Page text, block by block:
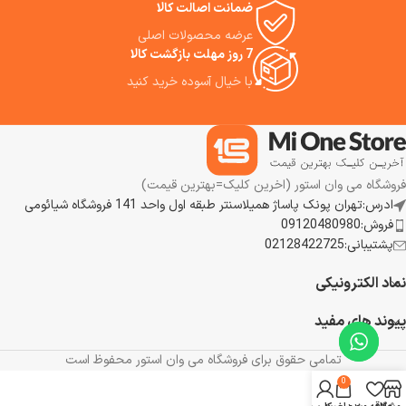
پروژکتور را به شما پیشنهاد می
کنیم.
ضمانت اصالت کالا
عرضه محصولات اصلی
7 روز مهلت بازگشت کالا
با خیال آسوده خرید کنید
فروشگاه می وان استور (اخرین کلیک=بهترین قیمت)
ادرس:تهران پونک پاساژ همیلاسنتر طبقه اول واحد 141 فروشگاه شیائومی
فروش:09120480980
پشتیبانی:02128422725
نماد الکترونیکی
پیوند های مفید
تمامی حقوق برای فروشگاه می وان استور محفوظ است
0